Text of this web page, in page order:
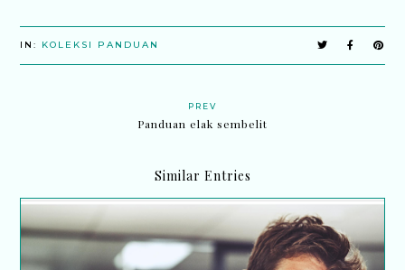
IN: KOLEKSI PANDUAN
PREV
Panduan elak sembelit
Similar Entries